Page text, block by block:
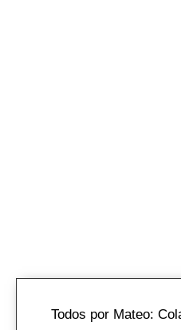
Todos por Mateo: